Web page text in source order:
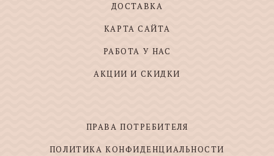
ДОСТАВКА
КАРТА САЙТА
РАБОТА У НАС
АКЦИИ И СКИДКИ
ПРАВА ПОТРЕБИТЕЛЯ
ПОЛИТИКА КОНФИДЕНЦИАЛЬНОСТИ